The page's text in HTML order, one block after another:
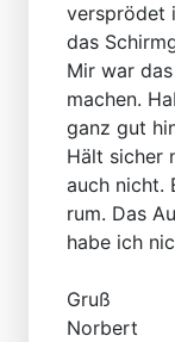
versprödet
das
Mir war
machen.
ganz gut
Hält sicher
auch nicht.
rum. Das
habe ich
Gruß
Norbert